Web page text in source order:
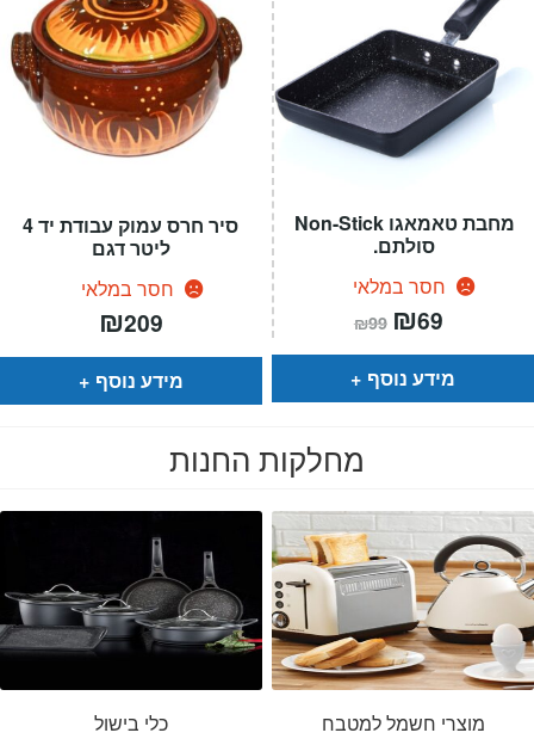
סיר חרס עמוק עבודת יד 4
ליטר דגם
חסר במלאי
₪209
מידע נוסף
מחבת טאמאגו Non-Stick
סולתם.
חסר במלאי
₪99 המחיר
המקורי
היה:
₪99.
₪69
הוא:
מידע נוסף
מחלקות החנות
כלי בישול מוצרי חשמל למטבח